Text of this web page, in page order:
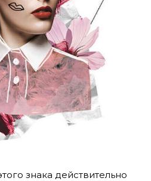
знака действительно